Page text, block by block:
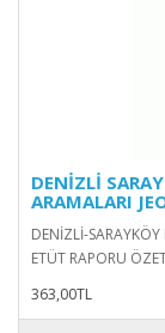
DENİZLİ
ARAMALARI
DENİZLİ-SARAYKÖY
ETÜT RAPORU
363,00TL